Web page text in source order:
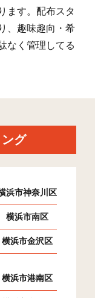
ます。配布スタ
、趣味趣向・希
なく管理してる
グ
浜市神奈川区
横浜市南区
横浜市金沢区
横浜市港南区